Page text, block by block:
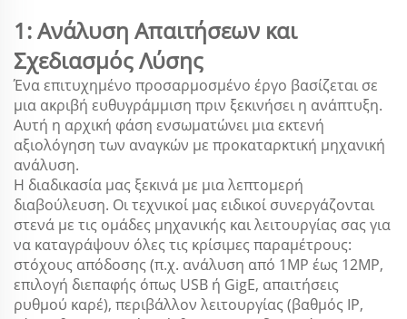
1: Ανάλυση Απαιτήσεων και
Σχεδιασμός Λύσης
Ένα επιτυχημένο προσαρμοσμένο έργο βασίζεται σε
μια ακριβή ευθυγράμμιση πριν ξεκινήσει η ανάπτυξη.
Αυτή η αρχική φάση ενσωματώνει μια εκτενή
αξιολόγηση των αναγκών με προκαταρκτική μηχανική
ανάλυση.
Η διαδικασία μας ξεκινά με μια λεπτομερή
διαβούλευση. Οι τεχνικοί μας ειδικοί συνεργάζονται
στενά με τις ομάδες μηχανικής και λειτουργίας σας για
να καταγράψουν όλες τις κρίσιμες παραμέτρους:
στόχους απόδοσης (π.χ. ανάλυση από 1MP έως 12MP,
επιλογή διεπαφής όπως USB ή GigE, απαιτήσεις
ρυθμού καρέ), περιβάλλον λειτουργίας (βαθμός IP,